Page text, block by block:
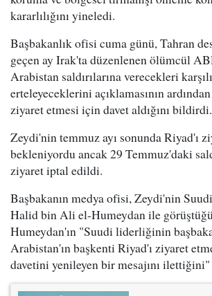
kararlılığını yineledi.
Başbakanlık ofisi cuma günü, Tahran
geçen ay Irak'ta düzenlenen ölümcül
Arabistan saldırılarına verecekleri
erteleyeceklerini açıklamasının
ziyaret etmesi için davet aldığını bildirdi.
Zeydi'nin temmuz ayı sonunda Riyad'ı
bekleniyordu ancak 29 Temmuz'daki
ziyaret iptal edildi.
Başbakanın medya ofisi, Zeydi'nin
Halid bin Ali el-Humeydan ile
Humeydan'ın "Suudi liderliğinin
Arabistan'ın başkenti Riyad'ı ziyaret
davetini yenileyen bir mesajını ilettiğini"